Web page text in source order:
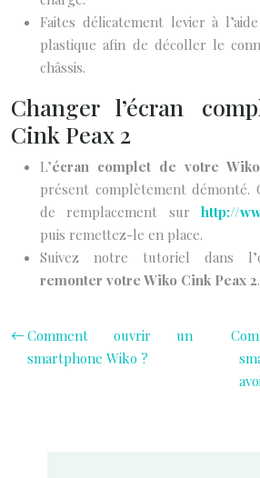
Faites délicatement levier à
plastique afin de décoller le
châssis.
Changer l’écran
Cink Peax 2
L’écran complet de votre
présent complètement démonté.
de remplacement sur http://
puis remettez-le en place.
Suivez notre tutoriel dans
remonter votre Wiko Cink Peax 2.
Comment ouvrir un
smartphone Wiko ?